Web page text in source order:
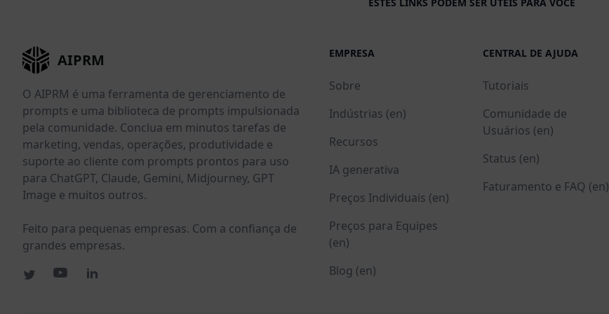
AIPRM
O AIPRM é uma ferramenta de gerenciamento de
prompts e uma biblioteca de prompts impulsionada
pela comunidade. Conclua em minutos tarefas de
marketing, vendas, operações, produtividade e
suporte ao cliente com prompts prontos para uso
para ChatGPT, Claude, Gemini, Midjourney, GPT
Image e muitos outros.
Feito para pequenas empresas. Com a confiança de
grandes empresas.
EMPRESA
Sobre
Indústrias (en)
Recursos
IA generativa
Preços Individuais (en)
Preços para Equipes
(en)
Blog (en)
CENTRAL DE AJUDA
Tutoriais
Comunidade de
Usuários (en)
Status (en)
Faturamento e FAQ (en)